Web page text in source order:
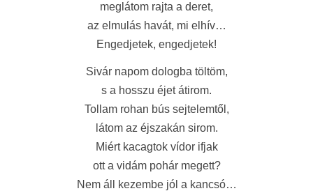
meglátom rajta a deret,
az elmulás havát, mi elhív…
Engedjetek, engedjetek!
Sivár napom dologba töltöm,
s a hosszu éjet átirom.
Tollam rohan bús sejtelemtől,
látom az éjszakán sirom.
Miért kacagtok vídor ifjak
ott a vidám pohár megett?
Nem áll kezembe jól a kancsó…